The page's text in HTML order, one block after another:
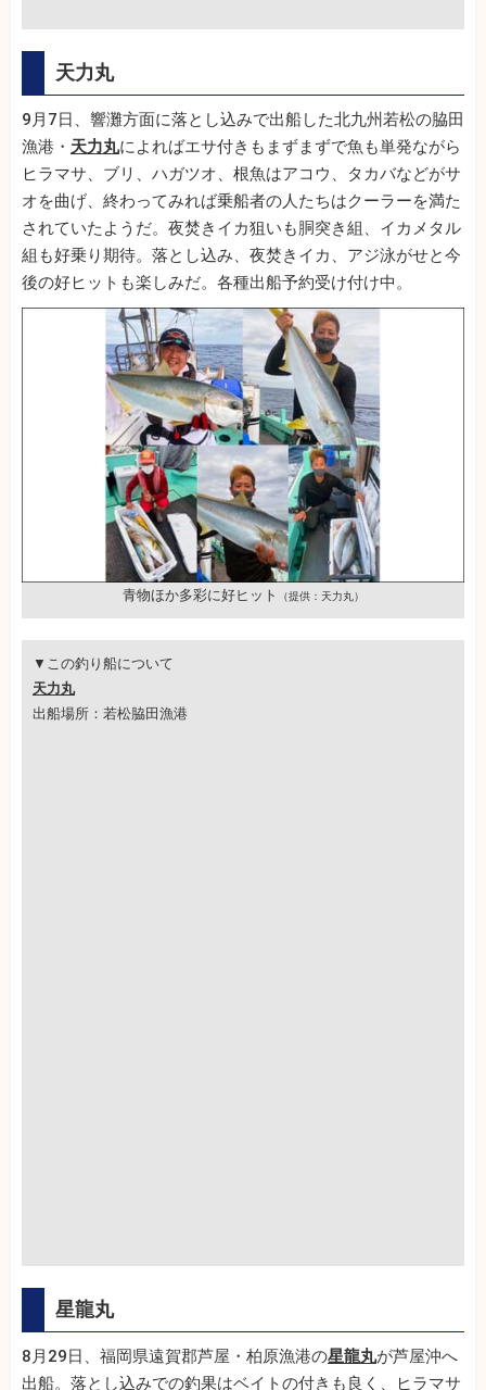
天力丸
9月7日、響灘方面に落とし込みで出船した北九州若松の脇田
漁港・ 天力丸によればエサ付きもまずまずで魚も単発ながら
ヒラマサ、ブリ、ハガツオ、根魚はアコウ、タカバなどがサ
オを曲げ、終わってみれば乗船者の人たちはクーラーを満た
されていたようだ。夜焚きイカ狙いも胴突き組、イカメタル
組も好乗り期待。落とし込み、夜焚きイカ、アジ泳がせと今
後の好ヒットも楽しみだ。各種出船予約受け付け中。
青物ほか多彩に好ヒット （提供：天力丸）
▼この釣り船について
天力丸
出船場所：若松脇田漁港
星龍丸
8月29日、福岡県遠賀郡芦屋・柏原漁港の星龍丸が芦屋沖へ
出船。落とし込みでの釣果はベイトの付きも良く、ヒラマサ